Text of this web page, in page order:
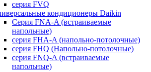
серия FVQ
кондиционеры Daikin
Серия FNA-A (встраиваемые
напольные)
серия FHA-A (напольно-потолочные)
серия FHQ (Напольно-потолочные)
серия FNQ-A (встраиваемые
напольные)